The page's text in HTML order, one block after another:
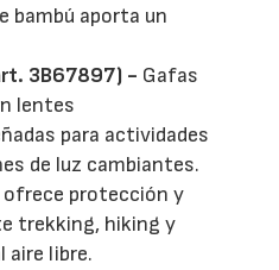
bambú aporta un
3B67897) - Gafas
lentes
para actividades
de luz cambiantes.
ofrece protección y
trekking, hiking y
aire libre.